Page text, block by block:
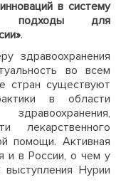
в систему
подходы для
.
здравоохранения
во всем
стран существуют
в области
лекарственного
помощи. Активная
и в России, о чем у
Нурии